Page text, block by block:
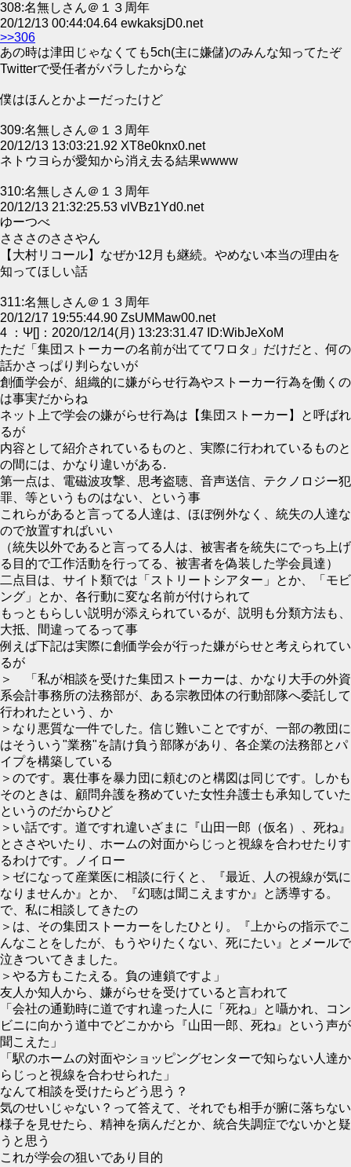
308:名無しさん＠１３周年
20/12/13 00:44:04.64 ewkaksjD0.net
>>306
あの時は津田じゃなくても5ch(主に嫌儲)のみんな知ってたぞ
Twitterで受任者がバラしたからな
僕はほんとかよーだったけど
309:名無しさん＠１３周年
20/12/13 13:03:21.92 XT8e0knx0.net
ネトウヨらが愛知から消え去る結果wwww
310:名無しさん＠１３周年
20/12/13 21:32:25.53 vlVBz1Yd0.net
ゆーつべ
さささのささやん
【大村リコール】なぜか12月も継続。やめない本当の理由を
知ってほしい話
311:名無しさん＠１３周年
20/12/17 19:55:44.90 ZsUMMaw00.net
4 ：Ψ[]：2020/12/14(月) 13:23:31.47 ID:WibJeXoM
ただ「集団ストーカーの名前が出ててワロタ」だけだと、何の
話かさっぱり判らないが
創価学会が、組織的に嫌がらせ行為やストーカー行為を働くの
は事実だからね
ネット上で学会の嫌がらせ行為は【集団ストーカー】と呼ばれ
るが
内容として紹介されているものと、実際に行われているものと
の間には、かなり違いがある.
第一点は、電磁波攻撃、思考盗聴、音声送信、テクノロジー犯
罪、等というものはない、という事
これらがあると言ってる人達は、ほぼ例外なく、統失の人達な
ので放置すればいい
（統失以外であると言ってる人は、被害者を統失にでっち上げ
る目的で工作活動を行ってる、被害者を偽装した学会員達）
二点目は、サイト類では「ストリートシアター」とか、「モビ
ング」とか、各行動に変な名前が付けられて
もっともらしい説明が添えられているが、説明も分類方法も、
大抵、間違ってるって事
例えば下記は実際に創価学会が行った嫌がらせと考えられてい
るが
＞ 「私が相談を受けた集団ストーカーは、かなり大手の外資
系会計事務所の法務部が、ある宗教団体の行動部隊へ委託して
行われたという、か
＞なり悪質な一件でした。信じ難いことですが、一部の教団に
はそういう"業務"を請け負う部隊があり、各企業の法務部とパ
イプを構築している
＞のです。裏仕事を暴力団に頼むのと構図は同じです。しかも
そのときは、顧問弁護を務めていた女性弁護士も承知していた
というのだからひど
＞い話です。道ですれ違いざまに『山田一郎（仮名）、死ね』
とささやいたり、ホームの対面からじっと視線を合わせたりす
るわけです。ノイロー
＞ゼになって産業医に相談に行くと、『最近、人の視線が気に
なりませんか』とか、『幻聴は聞こえますか』と誘導する。
で、私に相談してきたの
＞は、その集団ストーカーをしたひとり。『上からの指示でこ
んなことをしたが、もうやりたくない、死にたい』とメールで
泣きついてきました。
＞やる方もこたえる。負の連鎖ですよ」
友人か知人から、嫌がらせを受けていると言われて
「会社の通勤時に道ですれ違った人に「死ね」と囁かれ、コン
ビニに向かう道中でどこかから『山田一郎、死ね』という声が
聞こえた」
「駅のホームの対面やショッピングセンターで知らない人達か
らじっと視線を合わせられた」
なんて相談を受けたらどう思う？
気のせいじゃない？って答えて、それでも相手が腑に落ちない
様子を見せたら、精神を病んだとか、統合失調症でないかと疑
うと思う
これが学会の狙いであり目的